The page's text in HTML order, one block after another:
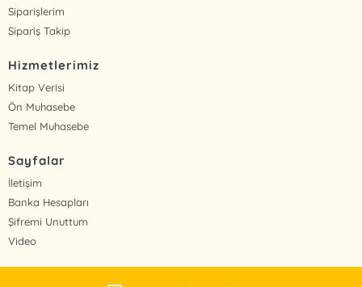
Siparişlerim
Sipariş Takip
Hizmetlerimiz
Kitap Verisi
Ön Muhasebe
Temel Muhasebe
Sayfalar
İletişim
Banka Hesapları
Şifremi Unuttum
Video